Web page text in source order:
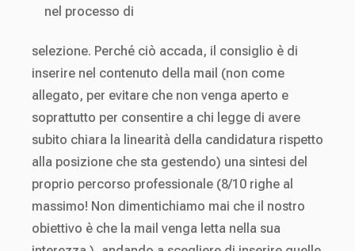
nel processo di
selezione. Perché ciò accada, il consiglio è di
inserire nel contenuto della mail (non come
allegato, per evitare che non venga aperto e
soprattutto per consentire a chi legge di avere
subito chiara la linearità della candidatura rispetto
alla posizione che sta gestendo) una sintesi del
proprio percorso professionale (8/10 righe al
massimo! Non dimentichiamo mai che il nostro
obiettivo è che la mail venga letta nella sua